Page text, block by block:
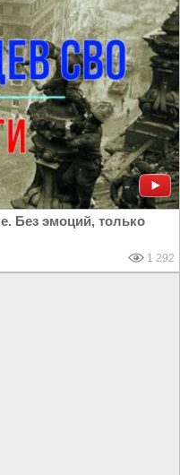
Без эмоций, только
1 292